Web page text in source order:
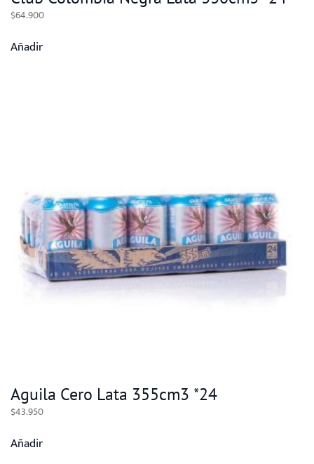
$64.900
Añadir
Aguila Cero Lata 355cm3 *24
$43.950
Añadir